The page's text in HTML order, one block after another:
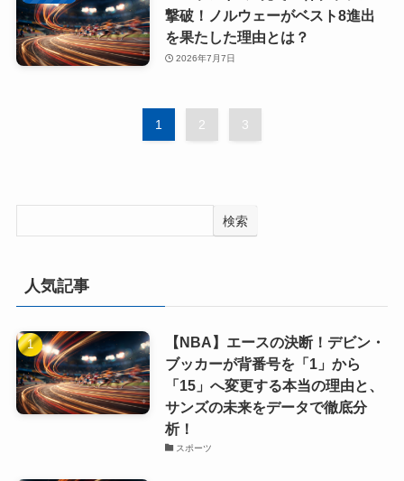
撃破！ノルウェーがベスト8進出
を果たした理由とは？
2026年7月7日
1 2 3
検索
人気記事
【NBA】エースの決断！デビン・
ブッカーが背番号を「1」から
「15」へ変更する本当の理由と、
サンズの未来をデータで徹底分
析！
スポーツ